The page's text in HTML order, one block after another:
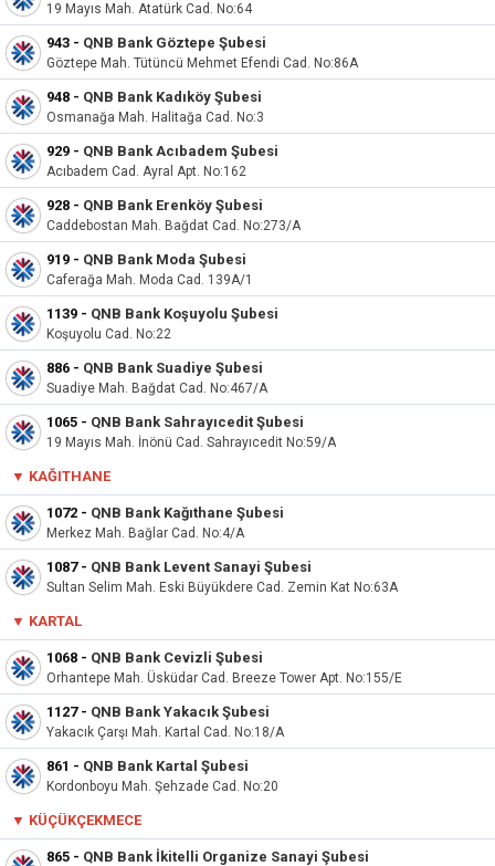
19 Mayıs Mah. Atatürk Cad. No:64
943 - QNB Bank Göztepe Şubesi
Göztepe Mah. Tütüncü Mehmet Efendi Cad. No:86A
948 - QNB Bank Kadıköy Şubesi
Osmanağa Mah. Halitağa Cad. No:3
929 - QNB Bank Acıbadem Şubesi
Acıbadem Cad. Ayral Apt. No:162
928 - QNB Bank Erenköy Şubesi
Caddebostan Mah. Bağdat Cad. No:273/A
919 - QNB Bank Moda Şubesi
Caferağa Mah. Moda Cad. 139A/1
1139 - QNB Bank Koşuyolu Şubesi
Koşuyolu Cad. No:22
886 - QNB Bank Suadiye Şubesi
Suadiye Mah. Bağdat Cad. No:467/A
1065 - QNB Bank Sahrayıcedit Şubesi
19 Mayıs Mah. İnönü Cad. Sahrayıcedit No:59/A
▼ KAĞITHANE
1072 - QNB Bank Kağıthane Şubesi
Merkez Mah. Bağlar Cad. No:4/A
1087- QNB Bank Levent Sanayi Şubesi
Sultan Selim Mah. Eski Büyükdere Cad. Zemin Kat No:63A
▼ KARTAL
1068 - QNB Bank Cevizli Şubesi
Orhantepe Mah. Üsküdar Cad. Breeze Tower Apt. No:155/E
1127- QNB Bank Yakacık Şubesi
Yakacık Çarşı Mah. Kartal Cad. No:18/A
861 - QNB Bank Kartal Şubesi
Kordonboyu Mah. Şehzade Cad. No:20
▼ KÜÇÜKÇEKMECE
865 - QNB Bank İkitelli Organize Sanayi Şubesi